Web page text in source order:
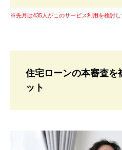
※先月は435人がこのサービス利用を検討し
住宅ローンの本審査を
ット